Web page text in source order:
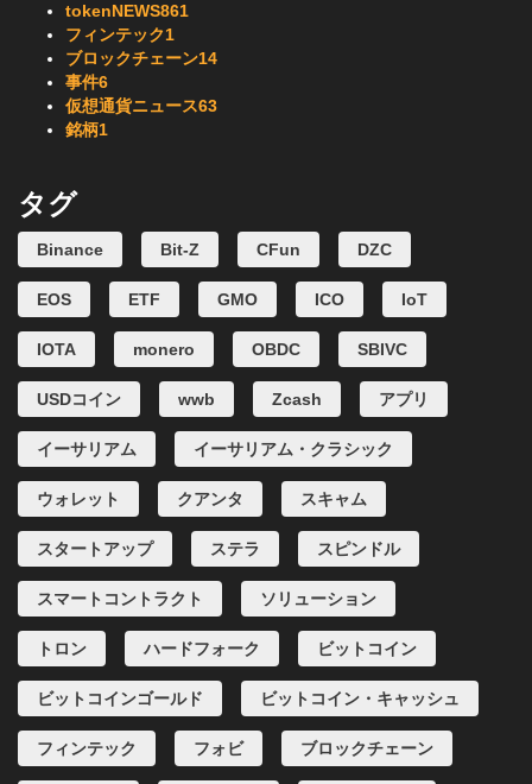
tokenNEWS861
フィンテック1
ブロックチェーン14
事件6
仮想通貨ニュース63
銘柄1
タグ
Binance Bit-Z CFun DZC
EOS ETF GMO ICO IoT
IOTA monero OBDC SBIVC
USDコイン wwb Zcash アプリ
イーサリアム イーサリアム・クラシック
ウォレット クアンタ スキャム
スタートアップ ステラ スピンドル
スマートコントラクト ソリューション
トロン ハードフォーク ビットコイン
ビットコインゴールド ビットコイン・キャッシュ
フィンテック フォビ ブロックチェーン